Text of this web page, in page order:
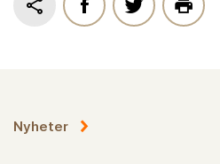
Nyheter